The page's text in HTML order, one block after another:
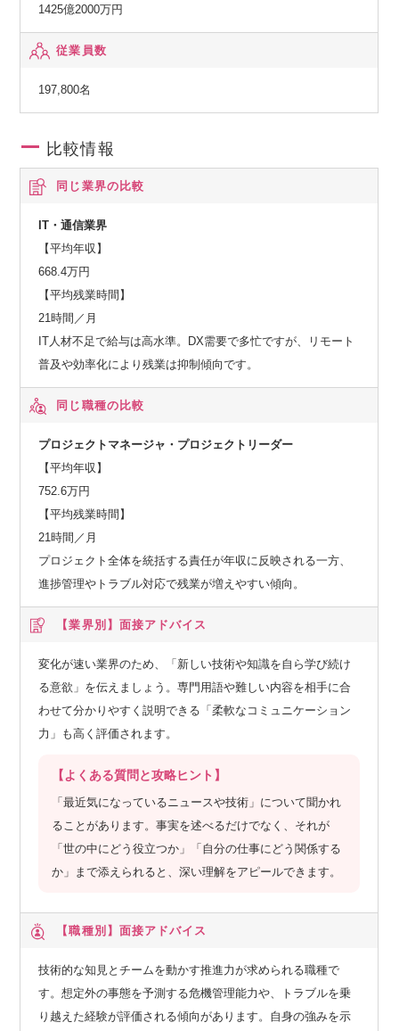
1425億2000万円
従業員数
197,800名
比較情報
同じ業界の比較
IT・通信業界
【平均年収】
668.4万円
【平均残業時間】
21時間／月
IT人材不足で給与は高水準。DX需要で多忙ですが、リモート
普及や効率化により残業は抑制傾向です。
同じ職種の比較
プロジェクトマネージャ・プロジェクトリーダー
【平均年収】
752.6万円
【平均残業時間】
21時間／月
プロジェクト全体を統括する責任が年収に反映される一方、
進捗管理やトラブル対応で残業が増えやすい傾向。
【業界別】 面接アドバイス
変化が速い業界のため、「新しい技術や知識を自ら学び続け
る意欲」を伝えましょう。専門用語や難しい内容を相手に合
わせて分かりやすく説明できる「柔軟なコミュニケーション
力」も高く評価されます。
【よくある質問と攻略ヒント】
「最近気になっているニュースや技術」について聞かれ
ることがあります。事実を述べるだけでなく、それが
「世の中にどう役立つか」「自分の仕事にどう関係する
か」まで添えられると、深い理解をアピールできます。
【職種別】 面接アドバイス
技術的な知見とチームを動かす推進力が求められる職種で
す。想定外の事態を予測する危機管理能力や、トラブルを乗
り越えた経験が評価される傾向があります。自身の強みを示